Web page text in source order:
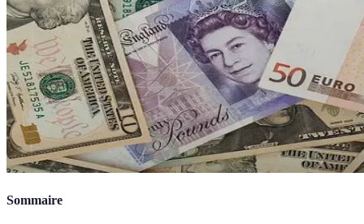
Sommaire